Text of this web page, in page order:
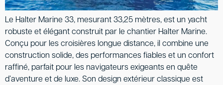
Le Halter Marine 33, mesurant 33,25 mètres, est un yacht
robuste et élégant construit par le chantier Halter Marine.
Conçu pour les croisières longue distance, il combine une
construction solide, des performances fiables et un confort
raffiné, parfait pour les navigateurs exigeants en quête
d’aventure et de luxe. Son design extérieur classique est